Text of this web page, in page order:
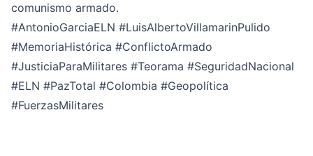
comunismo armado.
#AntonioGarciaELN #LuisAlbertoVillamarinPulido
#MemoriaHistórica #ConflictoArmado
#JusticiaParaMilitares #Teorama #SeguridadNacional
#ELN #PazTotal #Colombia #Geopolítica
#FuerzasMilitares